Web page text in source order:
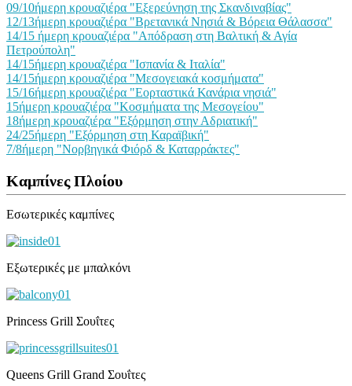
09/10ήμερη κρουαζιέρα "Εξερεύνηση της Σκανδιναβίας"
12/13ήμερη κρουαζιέρα "Βρετανικά Νησιά & Βόρεια Θάλασσα"
14/15 ήμερη κρουαζιέρα "Απόδραση στη Βαλτική & Αγία
Πετρούπολη"
14/15ήμερη κρουαζιέρα "Ισπανία & Ιταλία"
14/15ήμερη κρουαζιέρα "Μεσογειακά κοσμήματα"
15/16ήμερη κρουαζιέρα "Εορταστικά Κανάρια νησιά"
15ήμερη κρουαζιέρα "Κοσμήματα της Μεσογείου"
18ήμερη κρουαζιέρα "Εξόρμηση στην Αδριατική"
24/25ήμερη "Εξόρμηση στη Καραϊβική"
7/8ήμερη "Νορβηγικά Φιόρδ & Καταρράκτες"
Καμπίνες Πλοίου
Εσωτερικές καμπίνες
Εξωτερικές με μπαλκόνι
Princess Grill Σουΐτες
Queens Grill Grand Σουΐτες